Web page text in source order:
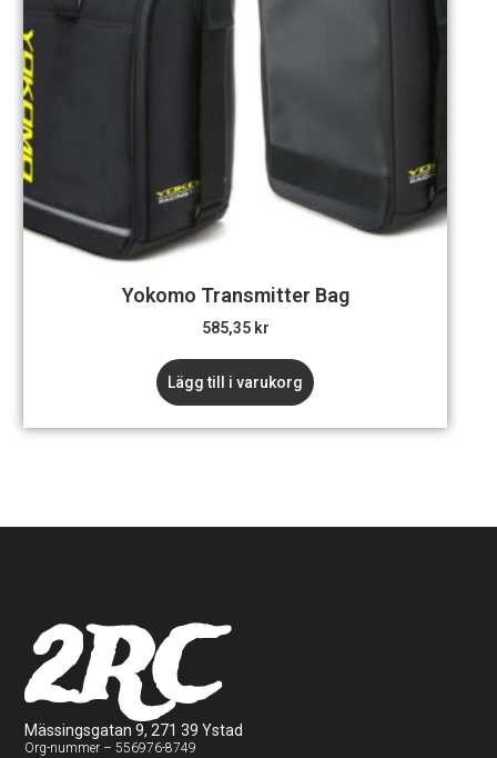
Yokomo Transmitter Bag
585,35 kr
Lägg till i varukorg
2RC
Mässingsgatan 9, 271 39 Ystad
Org-nummer – 556976-8749